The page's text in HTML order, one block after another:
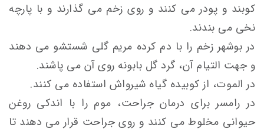
کوبند و پودر می کنند و روی زخم می گذارند و با پارچه
نخی می بندند.
در بوشهر زخم را با دم کرده مریم گلی شستشو می دهند
و جهت التیام آن، گرد گل بابونه روی آن می پاشند.
در الموت، از کوبیده گیاه شیرواش استفاده می کنند.
در رامسر برای درمان جراحت، موم را با اندکی روغن
حيوانی مخلوط می کنند و روی جراحت قرار می دهند تا